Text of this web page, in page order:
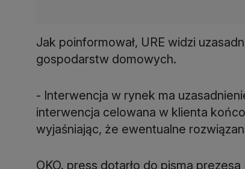
Jak poinformował, URE widzi
gospodarstw domowych.
- Interwencja w rynek ma
interwencja celowana w klienta
wyjaśniając, że ewentualne
OKO. press dotarło do pisma